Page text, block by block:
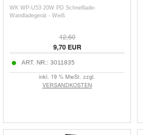
WK WP-U53 20W PD Schnelllade-
Wandladegerät - Weiß
12,60
9,70EUR
ART. NR.: 3011835
inkl. 19 % MwSt. zzgl.
VERSANDKOSTEN